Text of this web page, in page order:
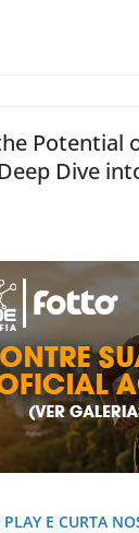
Potential
Dive
PLAY E CURTA